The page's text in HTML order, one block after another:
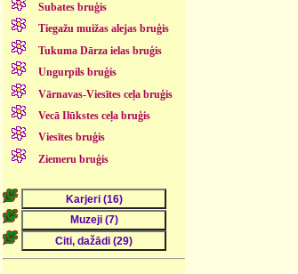
Subates bruģis
Tiegažu muižas alejas bruģis
Tukuma Dārza ielas bruģis
Ungurpils bruģis
Vārnavas-Viesītes ceļa bruģis
Vecā Ilūkstes ceļa bruģis
Viesītes bruģis
Ziemeru bruģis